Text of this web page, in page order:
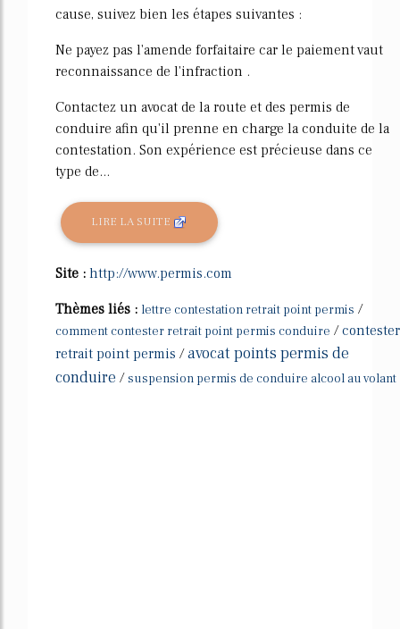
cause, suivez bien les étapes suivantes :
Ne payez pas l'amende forfaitaire car le paiement vaut
reconnaissance de l'infraction .
Contactez un avocat de la route et des permis de
conduire afin qu'il prenne en charge la conduite de la
contestation. Son expérience est précieuse dans ce
type de...
LIRE LA SUITE
Site : http://www.permis.com
Thèmes liés : lettre contestation retrait point permis /
comment contester retrait point permis conduire /contester
retrait point permis /avocat points permis de
conduire /suspension permis de conduire alcool au volant